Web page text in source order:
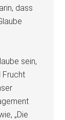
dass
sein,
Frucht
„Die